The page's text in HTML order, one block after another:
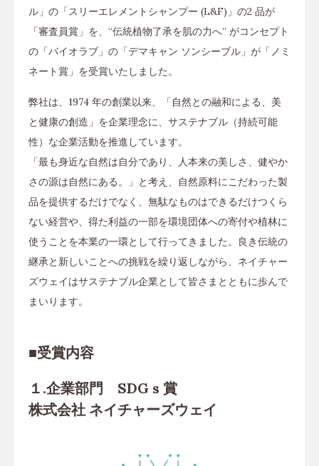
ル」の「スリーエレメントシャンプー (L&F)」の2 品が
「審査員賞」を、“伝統植物了承を肌の力へ” がコンセプト
の「バイオラブ」の「デマキャン ソンシーブル」が「ノミ
ネート賞」を受賞いたしました。
弊社は、1974 年の創業以来、「自然との融和による、美
と健康の創造」を企業理念に、サステナブル（持続可能
性）な企業活動を推進しています。
「最も身近な自然は自分であり、人本来の美しさ、健やか
さの源は自然にある。」と考え、自然原料にこだわった製
品を提供するだけでなく、無駄なものはできるだけつくら
ない経営や、得た利益の一部を環境団体への寄付や植林に
使うことを本業の一環として行ってきました。良き伝統の
継承と新しいことへの挑戦を繰り返しながら、ネイチャー
ズウェイはサステナブル企業として皆さまとともに歩んで
まいります。
■受賞内容
１.企業部門 SDG s 賞
株式会社 ネイチャーズウェイ